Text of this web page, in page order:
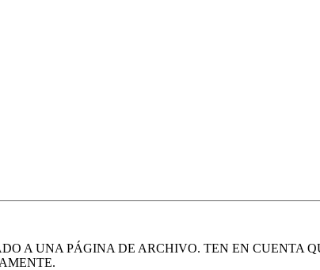
A UNA PÁGINA DE ARCHIVO. TEN EN CUENTA